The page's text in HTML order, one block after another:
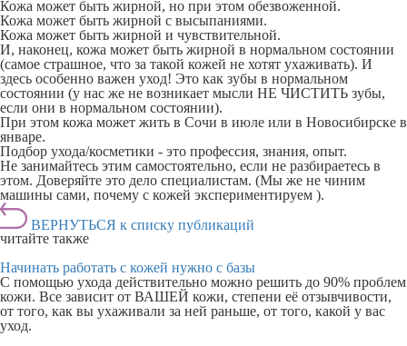
Кожа может быть жирной, но при этом обезвоженной.
Кожа может быть жирной с высыпаниями.
Кожа может быть жирной и чувствительной.
И, наконец, кожа может быть жирной в нормальном состоянии
(самое страшное, что за такой кожей не хотят ухаживать). И
здесь особенно важен уход! Это как зубы в нормальном
состоянии (у нас же не возникает мысли НЕ ЧИСТИТЬ зубы,
если они в нормальном состоянии).
При этом кожа может жить в Сочи в июле или в Новосибирске в
январе.
Подбор ухода/косметики - это профессия, знания, опыт.
Не занимайтесь этим самостоятельно, если не разбираетесь в
этом. Доверяйте это дело специалистам. (Мы же не чиним
машины сами, почему с кожей экспериментируем ).
ВЕРНУТЬСЯ к списку публикаций
читайте также
Начинать работать с кожей нужно с базы
С помощью ухода действительно можно решить до 90% проблем
кожи. Все зависит от ВАШЕЙ кожи, степени её отзывчивости,
от того, как вы ухаживали за ней раньше, от того, какой у вас
уход.